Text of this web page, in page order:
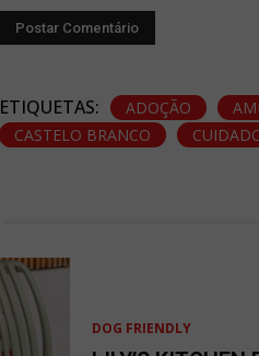
ETIQUETAS: ADOÇÃO
CASTELO BRANCO
DOG FRIENDLY